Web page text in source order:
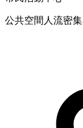
公共空間人流密